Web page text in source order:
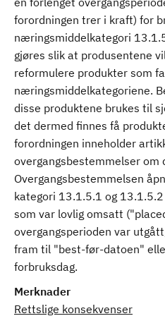
forordningen trer i kraft) for
næringsmiddelkategori
gjøres slik at produsentene
reformulere produkter som
næringsmiddelkategoriene.
disse produktene brukes til
det dermed finnes få
forordningen inneholder
overgangsbestemmelser om
Overgangsbestemmelsen
kategori 13.1.5.1 og
som var lovlig omsatt
overgangsperioden var
fram til "best-før-datoen"
forbruksdag.
Merknader
Rettslige konsekvenser